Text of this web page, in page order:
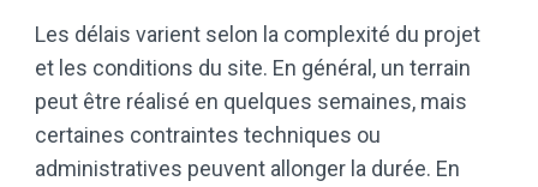
Les délais varient selon la complexité du projet
et les conditions du site. En général, un terrain
peut être réalisé en quelques semaines, mais
certaines contraintes techniques ou
administratives peuvent allonger la durée. En